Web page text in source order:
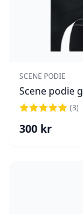
SCENE PODIE
Scene podie
(3)
300 kr